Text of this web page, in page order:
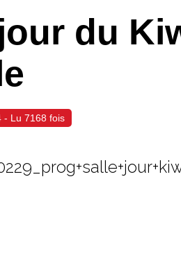
du
- Lu 7168 fois